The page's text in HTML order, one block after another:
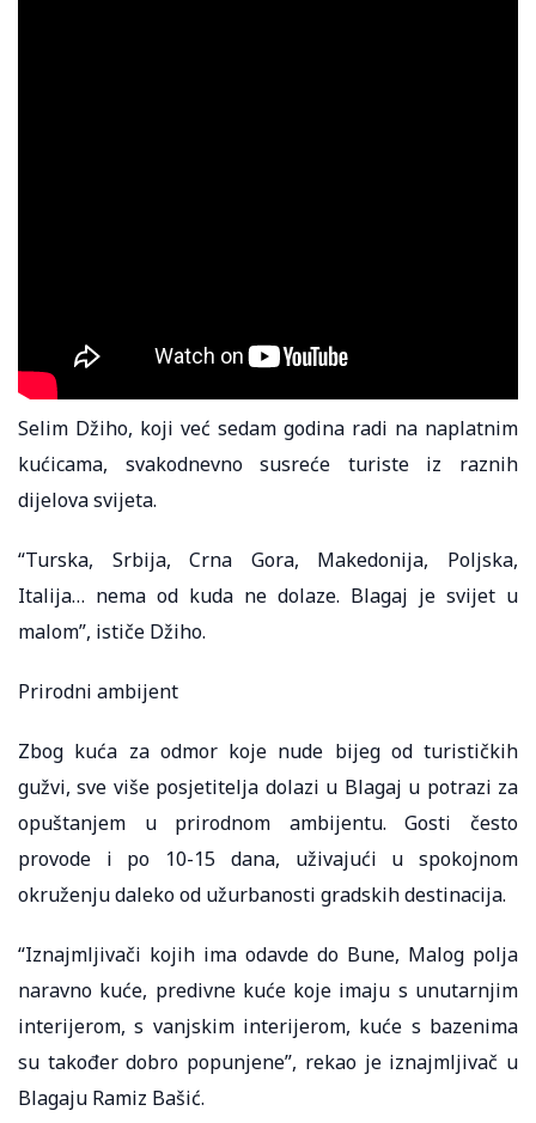
Selim Džiho, koji već sedam godina radi na naplatnim
kućicama, svakodnevno susreće turiste iz raznih
dijelova svijeta.
“Turska, Srbija, Crna Gora, Makedonija, Poljska,
Italija… nema od kuda ne dolaze. Blagaj je svijet u
malom”, ističe Džiho.
Prirodni ambijent
Zbog kuća za odmor koje nude bijeg od turističkih
gužvi, sve više posjetitelja dolazi u Blagaj u potrazi za
opuštanjem u prirodnom ambijentu. Gosti često
provode i po 10-15 dana, uživajući u spokojnom
okruženju daleko od užurbanosti gradskih destinacija.
“Iznajmljivači kojih ima odavde do Bune, Malog polja
naravno kuće, predivne kuće koje imaju s unutarnjim
interijerom, s vanjskim interijerom, kuće s bazenima
su također dobro popunjene”, rekao je iznajmljivač u
Blagaju Ramiz Bašić.